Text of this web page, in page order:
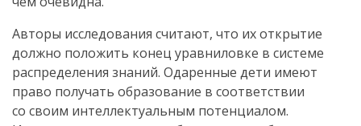
Авторы исследования считают, что их открытие
должно положить конец уравниловке в системе
распределения знаний. Одаренные дети имеют
право получать образование в соответствии
со своим интеллектуальным потенциалом.